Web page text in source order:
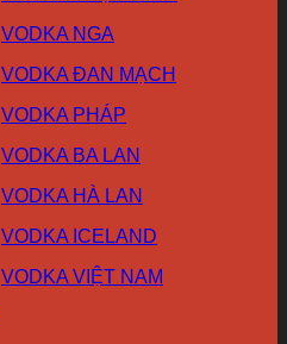
VODKA NGA
VODKA ĐAN MẠCH
VODKA PHÁP
VODKA BA LAN
VODKA HÀ LAN
VODKA ICELAND
VODKA VIỆT NAM